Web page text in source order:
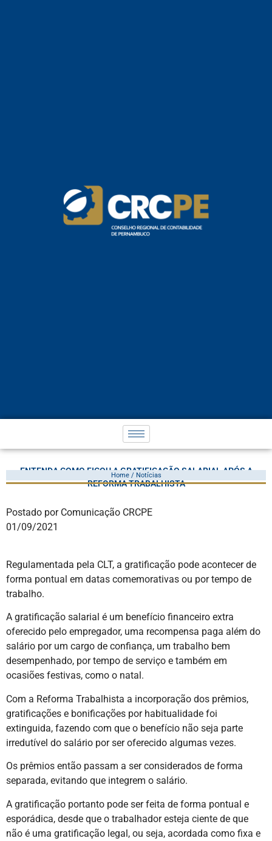
ENTENDA COMO FICOU A GRATIFICAÇÃO SALARIAL APÓS A
REFORMA TRABALHISTA
Home / Notícias
Postado por Comunicação CRCPE
01/09/2021
Regulamentada pela CLT, a gratificação pode acontecer de
forma pontual em datas comemorativas ou por tempo de
trabalho.
A gratificação salarial é um benefício financeiro extra
oferecido pelo empregador, uma recompensa paga além do
salário por um cargo de confiança, um trabalho bem
desempenhado, por tempo de serviço e também em
ocasiões festivas, como o natal.
Com a Reforma Trabalhista a incorporação dos prêmios,
gratificações e bonificações por habitualidade foi
extinguida, fazendo com que o benefício não seja parte
irredutível do salário por ser oferecido algumas vezes.
Os prêmios então passam a ser considerados de forma
separada, evitando que integrem o salário.
A gratificação portanto pode ser feita de forma pontual e
esporádica, desde que o trabalhador esteja ciente de que
não é uma gratificação legal, ou seja, acordada como fixa e